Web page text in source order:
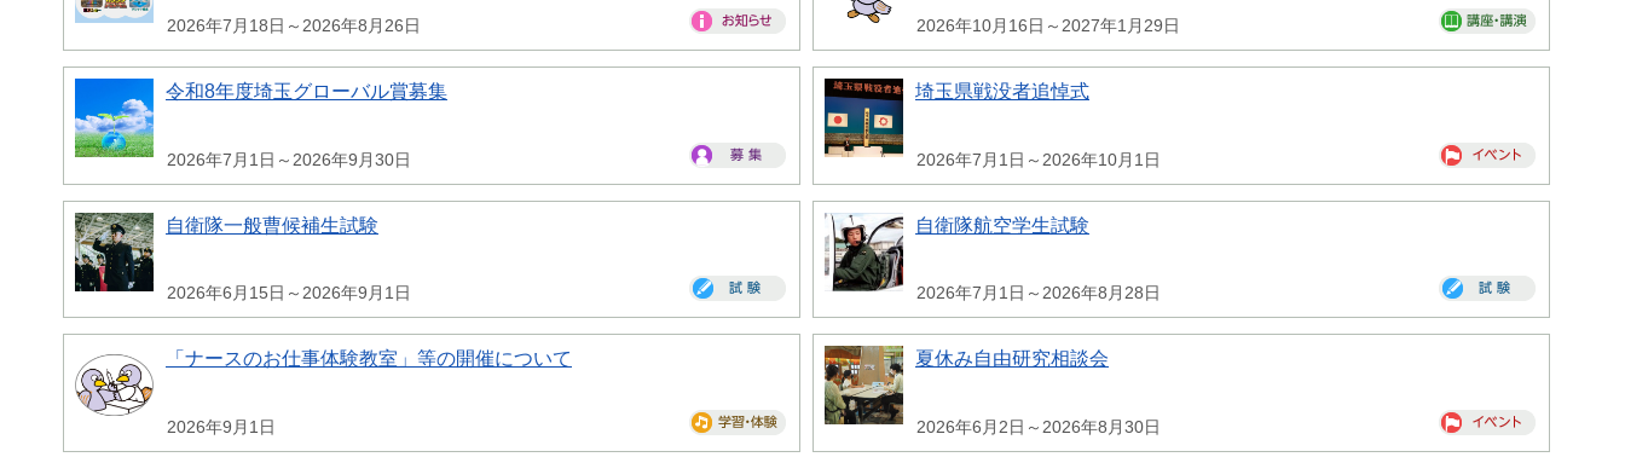
2026年7月18日～2026年8月26日 2026年10月16日～2027年1月29日
令和8年度埼玉グローバル賞募集
2026年7月1日～2026年9月30日
埼玉県戦没者追悼式
2026年7月1日～2026年10月1日
自衛隊一般曹候補生試験
2026年6月15日～2026年9月1日
自衛隊航空学生試験
2026年7月1日～2026年8月28日
「ナースのお仕事体験教室」等の開催について
2026年9月1日
夏休み自由研究相談会
2026年6月2日～2026年8月30日